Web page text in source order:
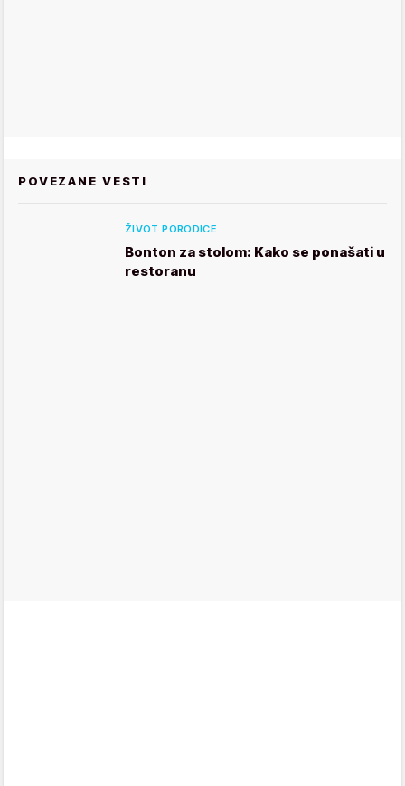
POVEZANE VESTI
ŽIVOT PORODICE
Bonton za stolom: Kako se ponašati u
restoranu